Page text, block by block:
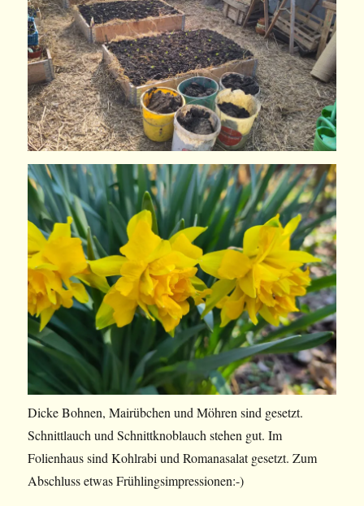
Dicke Bohnen, Mairübchen und Möhren sind gesetzt.
Schnittlauch und Schnittknoblauch stehen gut. Im
Folienhaus sind Kohlrabi und Romanasalat gesetzt. Zum
Abschluss etwas Frühlingsimpressionen:-)